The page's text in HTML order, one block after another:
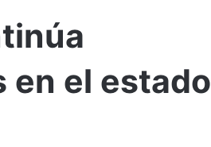
en el estado